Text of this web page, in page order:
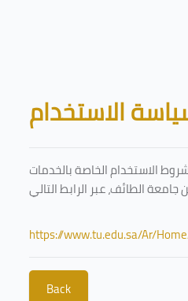
Blocks
الاستخدام
الاستخدام الخاصة بالخدمات
https://www.tu.edu.sa/Ar/
Back